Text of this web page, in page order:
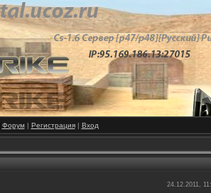
Форум| Регистрация| Вход
24.12.2011,